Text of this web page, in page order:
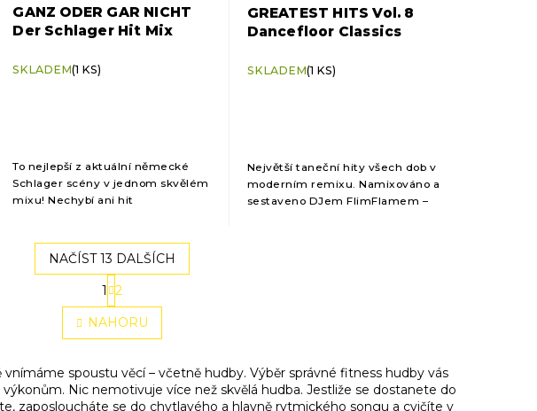
GANZ ODER GAR NICHT
Der Schlager Hit Mix
SKLADEM(1 KS)
To nejlepší z aktuální německé
Schlager scény v jednom skvělém
mixu! Nechybí ani hit
poslední minuty. Víc už nejde!
GREATEST HITS Vol. 8
Dancefloor Classics
SKLADEM(1 KS)
Největší taneční hity všech dob v
moderním remixu. Namixováno a
sestaveno DJem FlimFlamem –
O
v
d
a
c
NAČÍST 13 DALŠÍCH
S
t
r
á
n
o
v
á
1 2
NAHORU
spoustu věcí – včetně hudby. Výběr správné fitness hudby vás
Nic nemotivuje více než skvělá hudba. Jestliže se dostanete do
zaposloucháte se do chytlavého a hlavně rytmického songu a cvičíte v